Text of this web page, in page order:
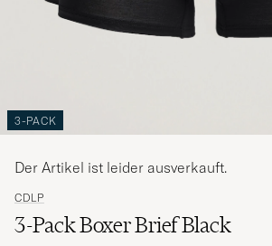
3-PACK
CDLP
3-Pack Boxer Brief Black
Der Artikel ist leider ausverkauft.